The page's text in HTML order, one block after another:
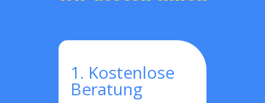
1. Kostenlose
Beratung